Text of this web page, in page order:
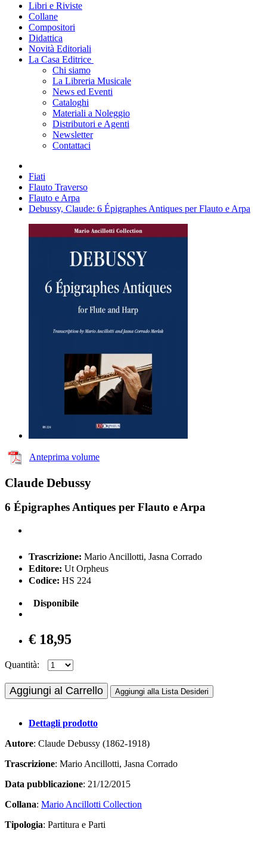
Libri e Riviste
Collane
Compositori
Didattica
Novità Editoriali
La Casa Editrice
Chi siamo
La Libreria Musicale
News ed Eventi
Cataloghi
Materiali a Noleggio
Distributori e Agenti
Newsletter
Contattaci
Fiati
Flauto Traverso
Flauto e Arpa
Debussy, Claude: 6 Épigraphes Antiques per Flauto e Arpa
Anteprima volume
Claude Debussy
6 Épigraphes Antiques per Flauto e Arpa
Trascrizione: Mario Ancillotti, Jasna Corrado
Editore: Ut Orpheus
Codice: HS 224
Disponibile
€ 18,95
Quantità:
Aggiungi al Carrello Aggiungi alla Lista Desideri
Dettagli prodotto
Autore: Claude Debussy (1862-1918)
Trascrizione: Mario Ancillotti, Jasna Corrado
Data pubblicazione: 21/12/2015
Collana: Mario Ancillotti Collection
Tipologia: Partitura e Parti